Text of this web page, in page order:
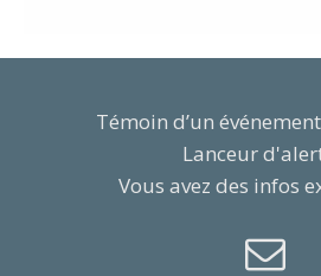
Témoin d’un
Lanceur
Vous avez des infos